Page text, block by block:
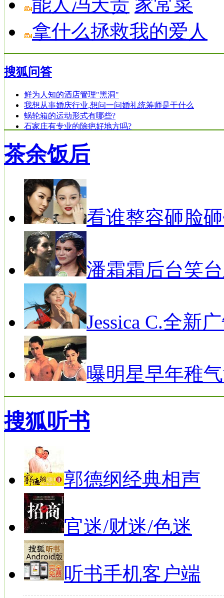
拿什么拯救我的爱人
搜狐问答
鲜为人知的酒店管理"黑洞"
我想从事婚庆行业,想问一问婚礼统筹师是干什么
蜗轮箱的运动形式有哪些?
石家庄有专业的除疤好地方吗?
茶余饭后
看谁整容砸脸
潘霜霜后台笑
Jessica C.全新
曝明星早年稚
搜狐听书
郭德纲经典相声
官迷/财迷/色迷
听书手机客户端